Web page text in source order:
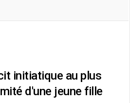
initiatique au plus
d'une jeune fille